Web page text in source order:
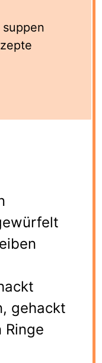
gehackt
Ringe